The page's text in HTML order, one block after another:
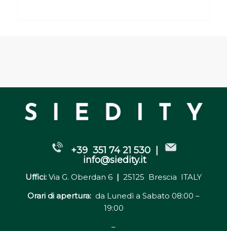
+39 351 74 21 530 |
info@siedity.it
Uffici: Via G. Oberdan 6 | 25125 Brescia ITALY
Orari di apertura: da Lunedì a Sabato 08:00 –
19:00
–